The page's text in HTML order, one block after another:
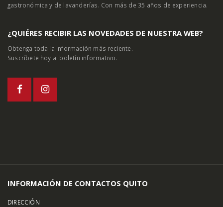
gastronómica y de lavanderías. Con más de 35 años de experiencia.
¿QUIÉRES RECIBIR LAS NOVEDADES DE NUESTRA WEB?
Obtenga toda la información más reciente.
Suscríbete hoy al boletín informativo.
INFORMACIÓN DE CONTACTOS QUITO
DIRECCIÓN